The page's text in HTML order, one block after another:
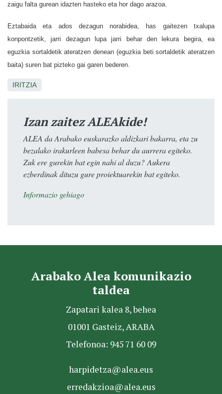
zaigu falta gurean idazten hasteko eta hor dago arazoa.
Eztabaida eta ados dezagun norabidea, has gaitezen txalupa
konpontzetik, jarri dezagun lupa jarri behar den lekura begira, ea
eguzkia sortaldetik ateratzen denean (eguzkia beti sortaldetik ateratzen
baita) suren bat pizteko gai garen bederen.
IRITZIA
Izan zaitez ALEAkide!
ALEA da Arabako euskarazko aldizkari bakarra, eta zu
bezalako irakurleen babesa behar du aurrera egiteko.
Zuk ere gurekin bat egin nahi al duzu? Aukera
ezberdinak dituzu gure proiektuarekin bat egiteko.
Informazio gehiago
Arabako Alea komunikazio
taldea
Zapatari kalea 8, behea
01001 Gasteiz, ARABA
Telefonoa: 945 71 60 09
harpidetza@alea.eus
erredakzioa@alea.eus